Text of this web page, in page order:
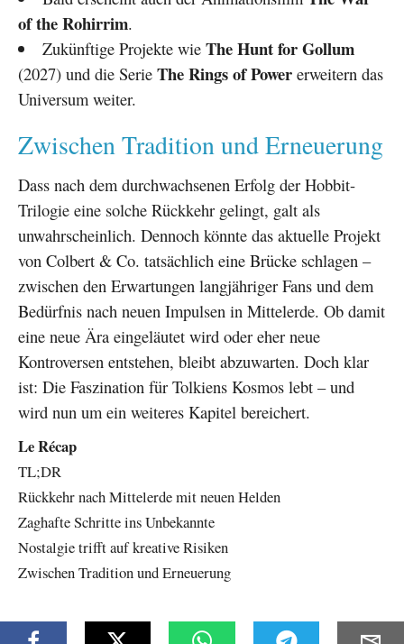
of the Rohirrim.
Zukünftige Projekte wie The Hunt for Gollum
(2027) und die Serie The Rings of Power erweitern das
Universum weiter.
Zwischen Tradition und Erneuerung
Dass nach dem durchwachsenen Erfolg der Hobbit-
Trilogie eine solche Rückkehr gelingt, galt als
unwahrscheinlich. Dennoch könnte das aktuelle Projekt
von Colbert & Co. tatsächlich eine Brücke schlagen –
zwischen den Erwartungen langjähriger Fans und dem
Bedürfnis nach neuen Impulsen in Mittelerde. Ob damit
eine neue Ära eingeläutet wird oder eher neue
Kontroversen entstehen, bleibt abzuwarten. Doch klar
ist: Die Faszination für Tolkiens Kosmos lebt – und
wird nun um ein weiteres Kapitel bereichert.
Le Récap
TL;DR
Rückkehr nach Mittelerde mit neuen Helden
Zaghafte Schritte ins Unbekannte
Nostalgie trifft auf kreative Risiken
Zwischen Tradition und Erneuerung